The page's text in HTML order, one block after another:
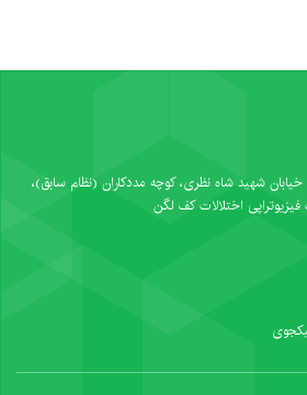
خیابان شهید شاه نظری، کوچه مددکاران (نظام سابق)،
اختلالات کف لگن